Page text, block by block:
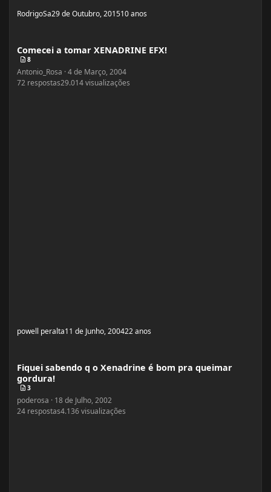
RodrigoSa29 de Outubro, 201510 anos
Comecei a tomar XENADRINE EFX!
8
Antonio_Rosa ·4 de Março, 2004
72 respostas29.014visualizações
powell peralta11 de Junho, 200422 anos
Fiquei sabendo q o Xenadrine é bom pra queimar
gordura!
3
poderosa · 18 de Julho, 2002
24 respostas4.136visualizações